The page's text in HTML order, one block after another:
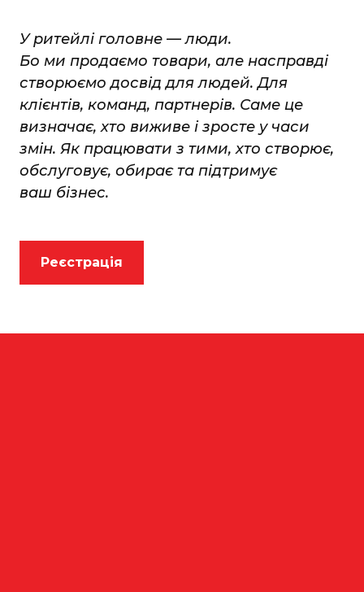
У ритейлі головне — люди.
Бо ми продаємо товари, але насправді
створюємо досвід для людей. Для
клієнтів, команд, партнерів. Саме це
визначає, хто виживе і зросте у часи
змін. Як працювати з тими, хто створює,
обслуговує, обирає та підтримує
ваш бізнес.
Реєстрація